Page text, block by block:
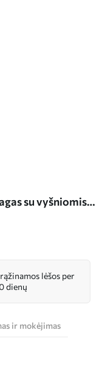
su vyšniomis,
ir violetinė
lėšos per
dienų
ir mokėjimas